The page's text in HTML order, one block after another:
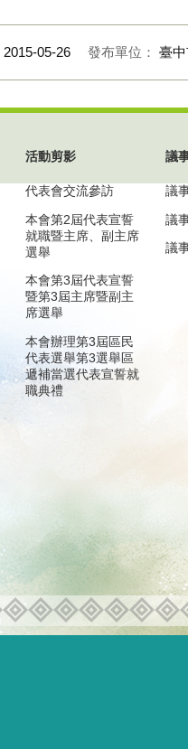
2015-05-26 發布單位： 臺
活動剪影
代表會交流參訪
本會第2屆代表宣誓
就職暨主席、副主席
選舉
本會第3屆代表宣誓
暨第3屆主席暨副主
席選舉
本會辦理第3屆區民
代表選舉第3選舉區
遞補當選代表宣誓就
職典禮
議
議
議
議